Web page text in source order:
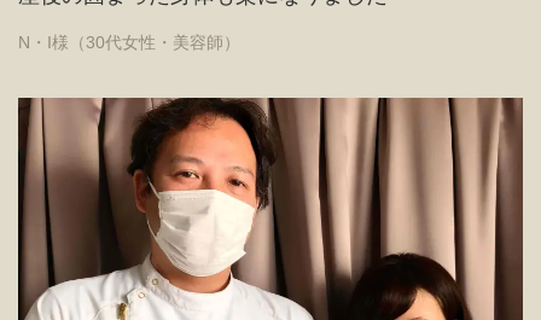
N・I様（30代女性・美容師）